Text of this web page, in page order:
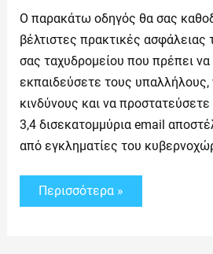
Ο παρακάτω οδηγός θα σας
βέλτιστες πρακτικές ασφάλειας
σας ταχυδρομείου που πρέπει να
εκπαιδεύσετε τους υπαλλήλους,
κινδύνους και να
3,4 δισεκατομμύρια email
από εγκληματίες του
Περισσότερα »